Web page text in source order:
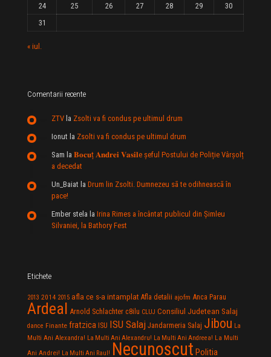
24
25 26 27 28 29
30
31
« iul.
Comentarii recente
ZTV la Zsolti va fi condus pe ultimul drum
Ionut la Zsolti va fi condus pe ultimul drum
Sam la 𝐁𝐨𝐜𝐮ț 𝐀𝐧𝐝𝐫𝐞𝐢 𝐕𝐚𝐬𝐢𝐥e şeful Postului de Poliție Vârșolț
a decedat
Un_Baiat la Drum lin Zsolti. Dumnezeu sã te odihneascã în
pace!
Ember stela la Irina Rimes a încântat publicul din Şimleu
Silvaniei, la Bathory Fest
Etichete
2013 2014 2015 afla ce s-a intamplat Afla detalii ajofm Anca Parau
Ardeal Arnold Schlachter c8ilu CLUJ Consiliul Judetean Salaj
dance Finante fratzica ISU ISU Salaj Jandarmeria Salaj Jibou La
Multi Ani Alexandra! La Multi Ani Alexandru! La Multi Ani Andreea! La Multi
Ani Andrei! La Multi Ani Raul! Necunoscut Politia